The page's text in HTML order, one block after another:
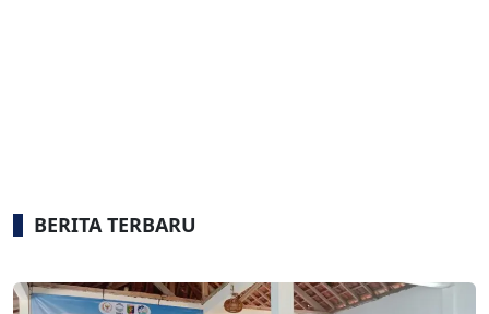
BERITA TERBARU